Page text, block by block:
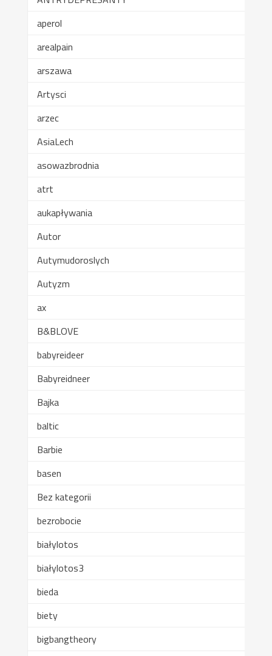
aperol
arealpain
arszawa
Artysci
arzec
AsiaLech
asowazbrodnia
atrt
aukapływania
Autor
Autymudoroslych
Autyzm
ax
B&BLOVE
babyreideer
Babyreidneer
Bajka
baltic
Barbie
basen
Bez kategorii
bezrobocie
białylotos
białylotos3
bieda
biety
bigbangtheory